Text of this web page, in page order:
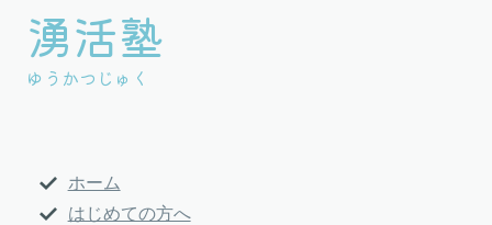
湧活塾
ゆうかつじゅく
グ
ル
ー
ホーム
はじめての方へ